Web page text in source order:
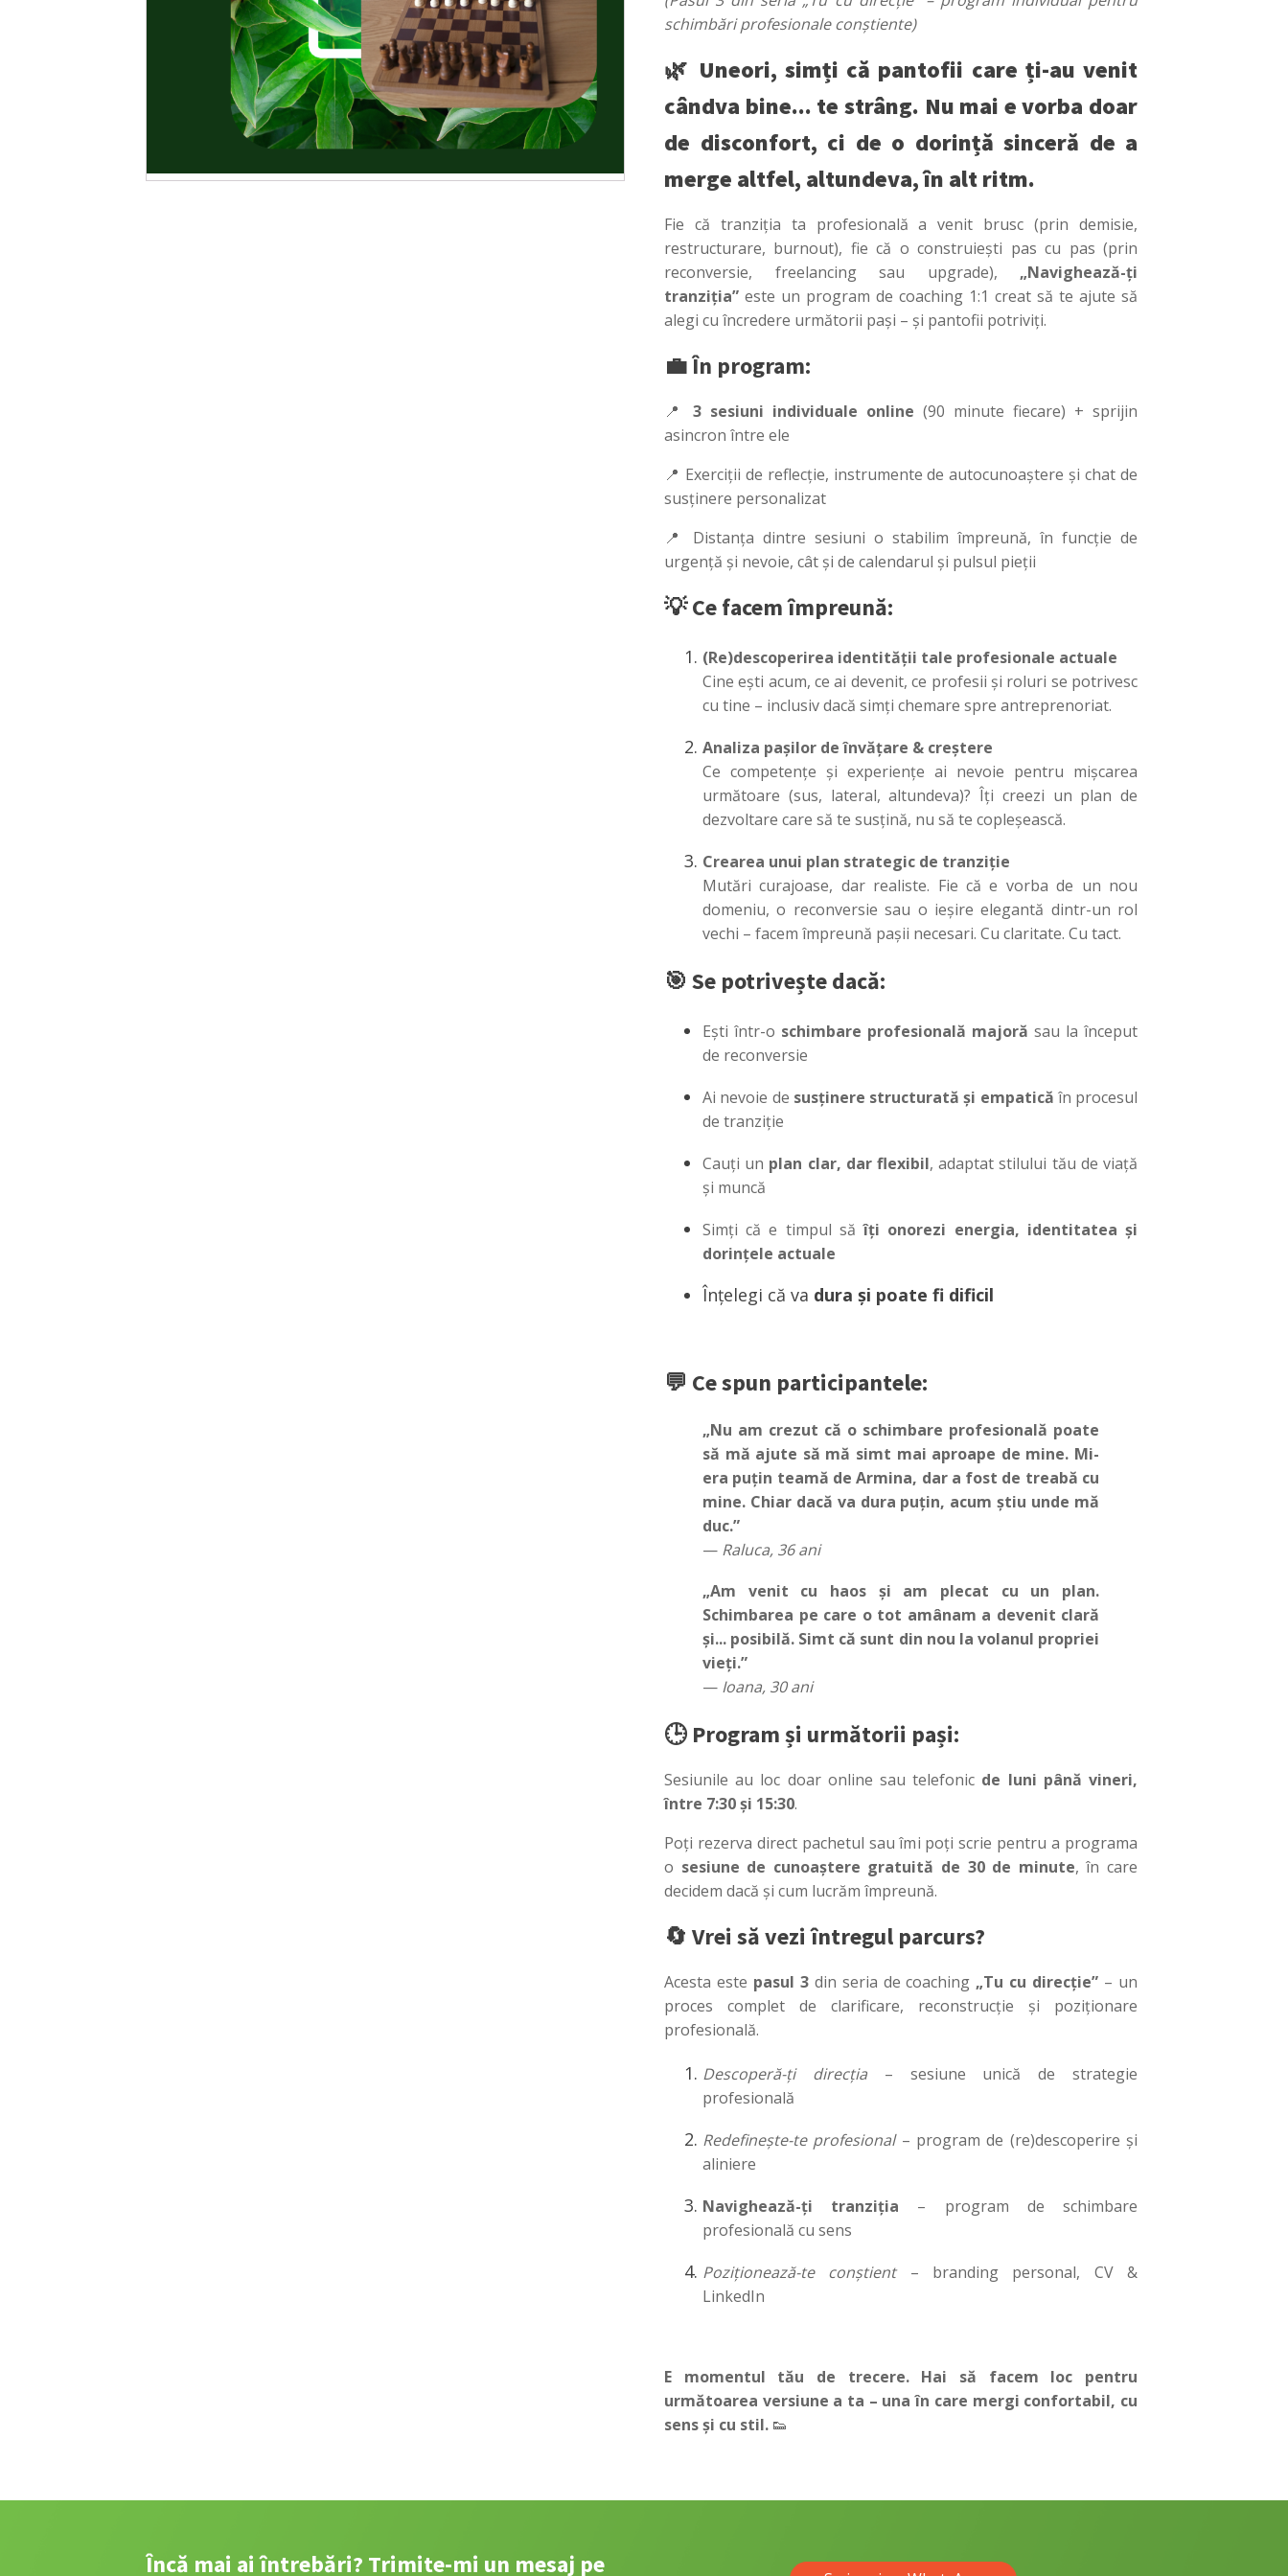
(programari
quantity
schimbări profesionale conștiente)
🌿 Uneori, simți că pantofii care ți-au venit
cândva bine... te strâng. Nu mai e vorba doar
de disconfort, ci de o dorință sinceră de a
merge altfel, altundeva, în alt ritm.
Fie că tranziția ta profesională a venit brusc (prin demisie,
restructurare, burnout), fie că o construiești pas cu pas (prin
reconversie, freelancing sau upgrade), „Navighează-ți
tranziția” este un program de coaching 1:1 creat să te ajute să
alegi cu încredere următorii pași – și pantofii potriviți.
💼 În program:
📍 3 sesiuni individuale online (90 minute fiecare) + sprijin
asincron între ele
📍 Exerciții de reflecție, instrumente de autocunoaștere și chat de
susținere personalizat
📍 Distanța dintre sesiuni o stabilim împreună, în funcție de
urgență și nevoie, cât și de calendarul și pulsul pieții
💡 Ce facem împreună:
(Re)descoperirea identității tale profesionale actuale
Cine ești acum, ce ai devenit, ce profesii și roluri se potrivesc
cu tine – inclusiv dacă simți chemare spre antreprenoriat.
Analiza pașilor de învățare & creștere
Ce competențe și experiențe ai nevoie pentru mișcarea
următoare (sus, lateral, altundeva)? Îți creezi un plan de
dezvoltare care să te susțină, nu să te copleșească.
Crearea unui plan strategic de tranziție
Mutări curajoase, dar realiste. Fie că e vorba de un nou
domeniu, o reconversie sau o ieșire elegantă dintr-un rol
vechi – facem împreună pașii necesari. Cu claritate. Cu tact.
🎯 Se potrivește dacă:
Ești într-o schimbare profesională majoră sau la început
de reconversie
Ai nevoie de susținere structurată și empatică în procesul
de tranziție
Cauți un plan clar, dar flexibil, adaptat stilului tău de viață
și muncă
Simți că e timpul săîți onorezi energia, identitatea și
dorințele actuale
Înțelegi că va dura și poate fi dificil
💬 Ce spun participantele:
„Nu am crezut că o schimbare profesională poate
să mă ajute să mă simt mai aproape de mine. Mi-
era puțin teamă de Armina, dar a fost de treabă cu
mine. Chiar dacă va dura puțin, acum știu unde mă
duc.”
— Raluca, 36 ani
„Am venit cu haos și am plecat cu un plan.
Schimbarea pe care o tot amânam a devenit clară
și... posibilă. Simt că sunt din nou la volanul propriei
vieți.”
— Ioana, 30 ani
🕒 Program și următorii pași:
Sesiunile au loc doar online sau telefonic de luni până vineri,
între 7:30 și 15:30.
Poți rezerva direct pachetul sau îmi poți scrie pentru a programa
o sesiune de cunoaștere gratuită de 30 de minute, în care
decidem dacă și cum lucrăm împreună.
🔄 Vrei să vezi întregul parcurs?
Acesta este pasul 3din seria de coaching „Tu cu direcție” – un
proces complet de clarificare, reconstrucție și poziționare
profesională.
Descoperă-ți direcția– sesiune unică de strategie
profesională
Redefinește-te profesional– program de (re)descoperire și
aliniere
Navighează-ți tranziția – program de schimbare
profesională cu sens
Poziționează-te conștient– branding personal, CV &
LinkedIn
E momentul tău de trecere. Hai să facem loc pentru
următoarea versiune a ta – una în care mergi confortabil, cu
sens și cu stil. 👟
Încă mai ai întrebări? Trimite-mi un mesaj pe